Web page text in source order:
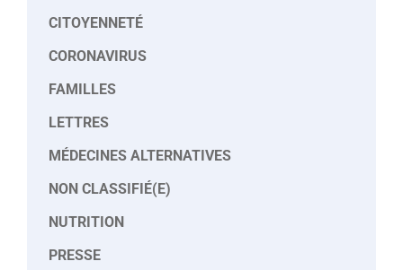
CITOYENNETÉ
CORONAVIRUS
FAMILLES
LETTRES
MÉDECINES ALTERNATIVES
NON CLASSIFIÉ(E)
NUTRITION
PRESSE